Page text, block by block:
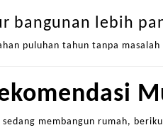
bangunan lebih
puluhan tahun tanpa masalah
sedang membangun rumah,